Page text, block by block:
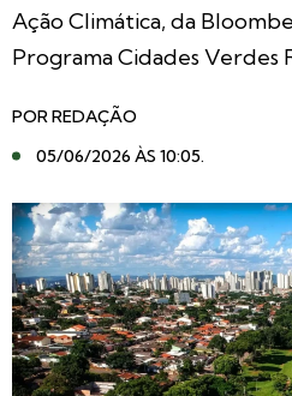
Ação Climática, da
Programa Cidades Verdes
PORREDAÇÃO
05/06/2026 ÀS 10:05.